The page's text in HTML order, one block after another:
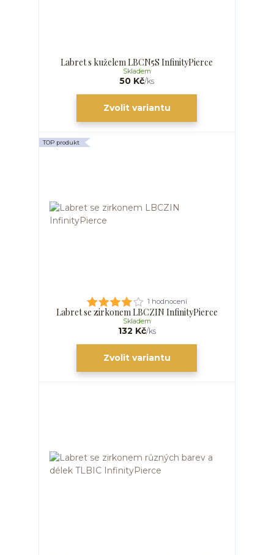
Labret s kuželem LBCN5S InfinityPierce
50 Kč/ks
Skladem
Zvolit variantu
TOP produkt
1 hodnocení
Labret se zirkonem LBCZIN InfinityPierce
132 Kč/ks
Skladem
Zvolit variantu